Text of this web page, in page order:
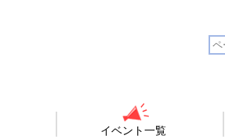
イベント一覧